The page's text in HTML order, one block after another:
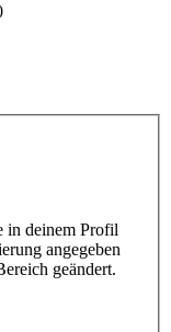
in deinem Profil
angegeben
geändert.